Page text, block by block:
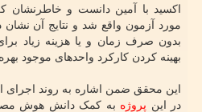
اکسید با آمین دانست و خاطرنشان
مورد آزمون واقع شد و نتایج آن نشان
بدون صرف زمان و یا هزینه زیاد
بهینه کردن کارکرد واحدهای موجود بهره
این محقق ضمن اشاره به روند اجرای
در این پروژه به کمک دانش هوش